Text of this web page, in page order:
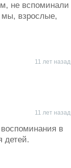
не вспоминали
мы, взрослые,
11 лет назад
11 лет назад
в
детей.